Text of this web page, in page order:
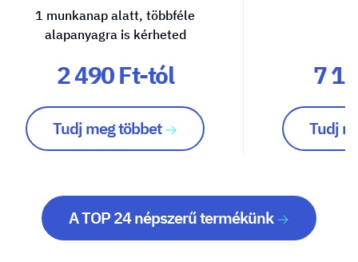
1 munkanap alatt, többféle
alapanyagra is kérheted
2 490 Ft-tól
Tudj meg többet
7
Tudj
A TOP 24 népszerű termékünk